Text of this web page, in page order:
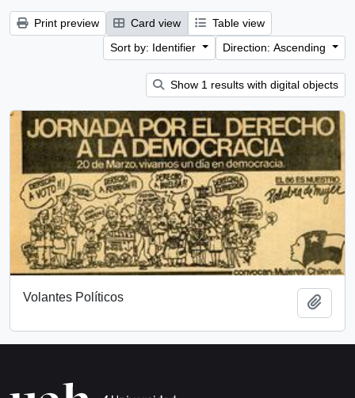
Print preview Card view
Table view
Sort by: Identifier
Direction: Ascending
Show 1 results with digital objects
Volantes Políticos